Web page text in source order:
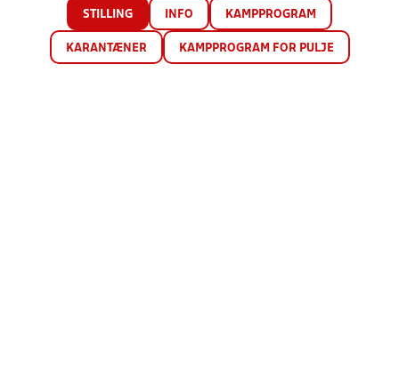
STILLING INFO KAMPPROGRAM
KARANTÆNER KAMPPROGRAM FOR PULJE